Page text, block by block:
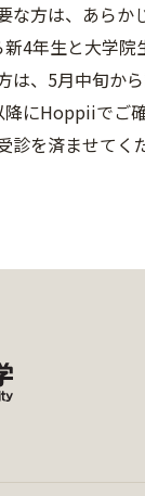
な方は、あらか
4年生と大学
は、5月中旬か
にHoppiiでご
診を済ませてく